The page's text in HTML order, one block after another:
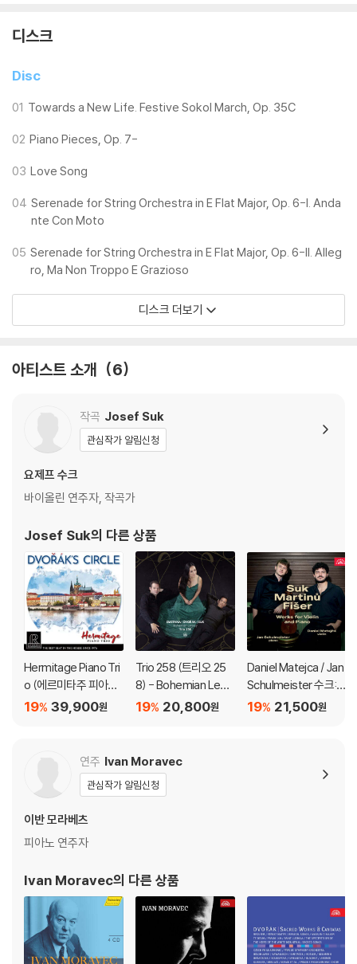
디스크
Disc
01 Towards a New Life. Festive Sokol March, Op. 35C
02 Piano Pieces, Op. 7-
03 Love Song
04 Serenade for String Orchestra in E Flat Major, Op. 6-I. Anda
nte Con Moto
05 Serenade for String Orchestra in E Flat Major, Op. 6-II. Alleg
ro, Ma Non Troppo E Grazioso
디스크 더보기
아티스트 소개 6
작곡 Josef Suk
관심작가 알림신청
요제프 수크
바이올린 연주자, 작곡가
Josef Suk의 다른 상품
Hermitage Piano Tri
o (에르미타주 피아노
트리오) - Dvorak’s Ci
39,900원
19%
Trio 258 (트리오 25
8) - Bohemian Lega
cy - Piano Trios by S
20,800원
19%
Daniel Matejca / Jan
Schulmeister 수크:
바이올린과 피아노를
Martinu: Czech Rha
21,500원
19%
연주 Ivan Moravec
관심작가 알림신청
이반 모라베츠
피아노 연주자
Ivan Moravec의 다른 상품